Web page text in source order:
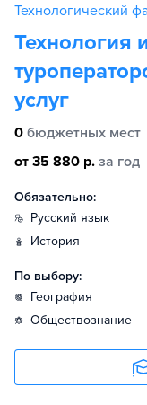
Технологический
Технология
услуг
0 бюджетных мест
от 35 880 р. за год
Обязательно:
русский язык
история
По выбору:
география
обществознание